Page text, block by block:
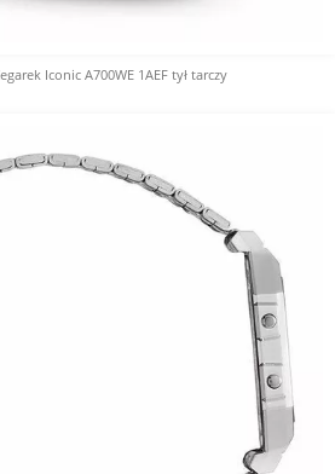
Iconic A700WE 1AEF tył tarczy